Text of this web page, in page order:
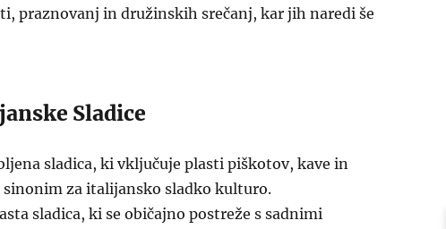
praznovanj in družinskih srečanj, kar jih naredi še
Sladice
sladica, ki vključuje plasti piškotov, kave in
sinonim za italijansko sladko kulturo.
sladica, ki se običajno postreže s sadnimi